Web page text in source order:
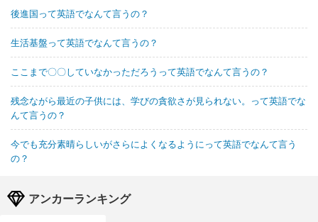
後進国って英語でなんて言うの？
生活基盤って英語でなんて言うの？
ここまで〇〇していなかっただろうって英語でなんて言うの？
残念ながら最近の子供には、学びの貪欲さが見られない。って英語でな
んて言うの？
今でも充分素晴らしいがさらによくなるようにって英語でなんて言う
の？
アンカーランキング